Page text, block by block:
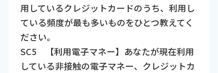
用しているクレジットカードのうち、利用し
ている頻度が最も多いものをひとつ教えてく
ださい。
SC5 【利用電子マネー】あなたが現在利用
している非接触の電子マネー、クレジットカ